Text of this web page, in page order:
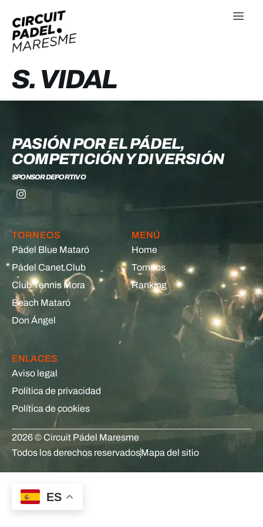
S. VIDAL
PASIÓN POR EL PÁDEL,
COMPETICIÓN Y DIVERSIÓN
SPONSOR DEPORTIVO
TORNEOS
Pàdel Blue Mataró
Pádel Canet Club
Club Tennis Mora
Beach Mataró
Don Ángel
MENÚ
Home
Torneos
Ranking
ENLACES
Aviso legal
Política de privacidad
Política de cookies
2026 © Circuit Pádel Maresme
Todos los derechos reservadosMapa del sitio
ES